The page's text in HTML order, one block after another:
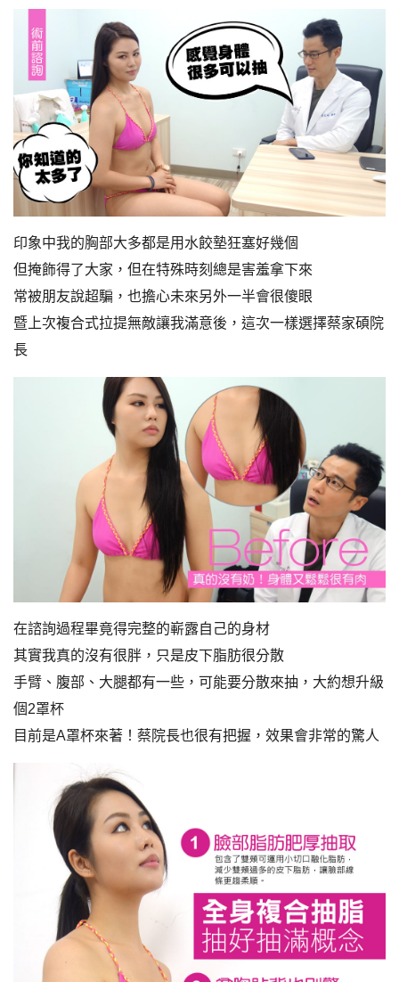
印象中我的胸部大多都是用水餃墊狂塞好幾個
但掩飾得了大家，但在特殊時刻總是害羞拿下來
常被朋友說超騙，也擔心未來另外一半會很傻眼
暨上次複合式拉提無敵讓我滿意後，這次一樣選擇蔡家碩院
長
在諮詢過程畢竟得完整的嶄露自己的身材
其實我真的沒有很胖，只是皮下脂肪很分散
手臂、腹部、大腿都有一些，可能要分散來抽，大約想升級
個2罩杯
目前是A罩杯來著！蔡院長也很有把握，效果會非常的驚人